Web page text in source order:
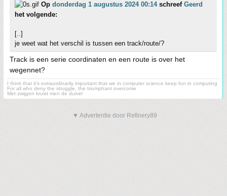
Op donderdag 1 augustus 2024 00:14schreef Geerd
het volgende:
[..]
je weet wat het verschil is tussen een track/route/?
Track is een serie coordinaten en een route is over het
wegennet?
I think that it’s extraordinarily important that we in computer science keep fun in computing
For all who deny the struggle, the triumphant overcome
Met zwijgen kruist men de duivel
▼ Advertentie door Refinery89